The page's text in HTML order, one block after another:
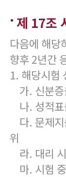
제 17조
다음에 해당
향후 2년간
1. 해당시험
가. 신분증
나. 성적표
다. 문제지
위
라. 대리
마. 시험